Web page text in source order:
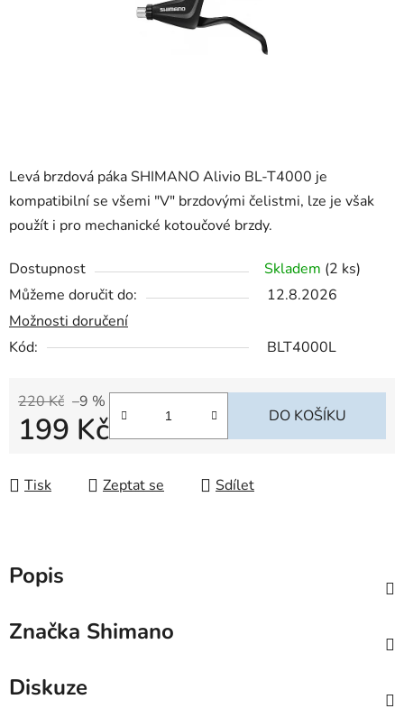
Levá brzdová páka SHIMANO Alivio BL-T4000 je
kompatibilní se všemi "V" brzdovými čelistmi, lze je však
použít i pro mechanické kotoučové brzdy.
Dostupnost Skladem (2 ks)
Můžeme doručit do:
12.8.2026
Možnosti doručení
Kód:
BLT4000L
220 Kč –9 %
199 Kč DO KOŠÍKU
Tisk Zeptat se Sdílet
Popis
Značka Shimano
Diskuze